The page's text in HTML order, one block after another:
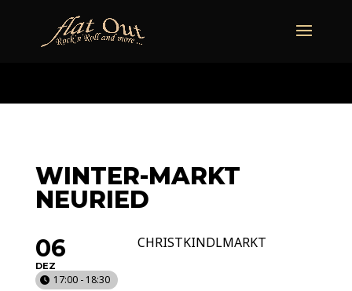
WINTER-MARKT
NEURIED
06
DEZ
17:00 - 18:30
CHRISTKINDLMARKT